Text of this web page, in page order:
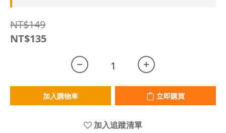
NT$149
NT$135
加入購物車 立即購買
加入追蹤清單